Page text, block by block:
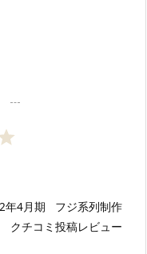
年4月期
フジ系列制作
クチコミ投稿レビュー